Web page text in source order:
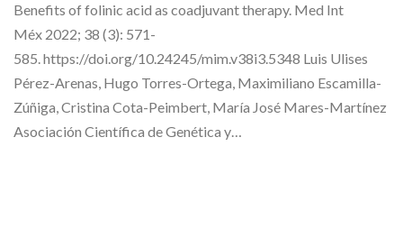
Benefits of folinic acid as coadjuvant therapy. Med Int
Méx 2022; 38 (3): 571-
585. https://doi.org/10.24245/mim.v38i3.5348 Luis Ulises
Pérez-Arenas, Hugo Torres-Ortega, Maximiliano Escamilla-
Zúñiga, Cristina Cota-Peimbert, María José Mares-Martínez
Asociación Científica de Genética y…